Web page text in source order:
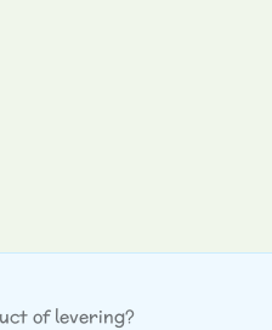
of levering?